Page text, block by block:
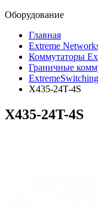
Оборудование
Главная
Extreme
Коммутаторы
Граничные
X435-24T-4S
X435-24T-4S